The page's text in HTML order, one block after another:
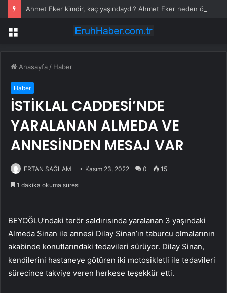
Menü
Anasayfa / Haber
Haber
İSTİKLAL CADDESİ’NDE
YARALANAN ALMEDA VE
ANNESİNDEN MESAJ VAR
ERTAN SAĞLAM Kasım 23, 2022 0 15
1 dakika okuma süresi
BEYOĞLU’ndaki terör saldırısında yaralanan 3 yaşındaki
Almeda Sinan ile annesi Dilay Sinan’ın taburcu olmalarının
akabinde konutlarındaki tedavileri sürüyor. Dilay Sinan,
kendilerini hastaneye götüren iki motosikletli ile tedavileri
sürecince takviye veren herkese teşekkür etti.